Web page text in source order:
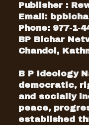
Publisher :
Email:
Phone: 977-1-
BP Bichar
Chandol,
B P Ideology
democratic,
and socially
peace,
established